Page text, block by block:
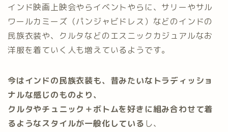
インド映画上映会やらイベントやらに、サリーやサル
ワールカミーズ（パンジャビドレス）などのインドの
民族衣装や、クルタなどのエスニックカジュアルなお
洋服を着ていく人も増えているようです。
今はインドの民族衣装も、昔みたいなトラディッショ
ナルな感じのものより、
クルタやチュニック＋ボトムを好きに組み合わせて着
るようなスタイルが一般化している し、